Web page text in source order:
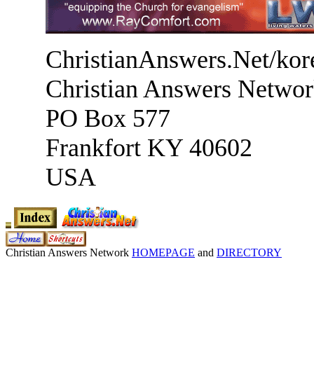
ChristianAnswers.Net/
Christian Answers
PO Box 577
Frankfort KY 40602
USA
Christian Answers Network HOMEPAGE and DIRECTORY